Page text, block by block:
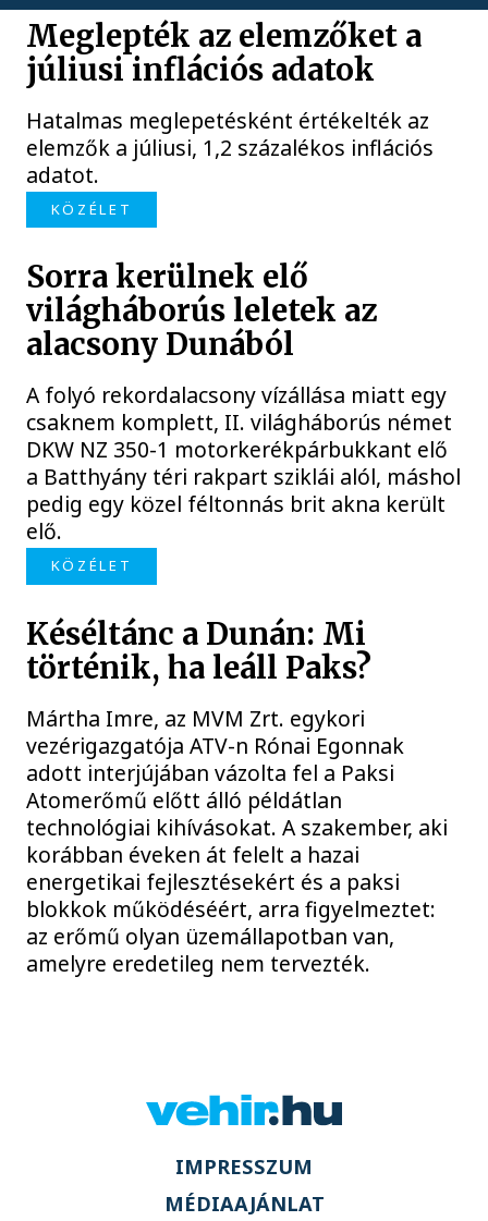
Meglepték az elemzőket a
júliusi inflációs adatok
Hatalmas meglepetésként értékelték az
elemzők a júliusi, 1,2 százalékos inflációs
adatot.
KÖZÉLET
Sorra kerülnek elő
világháborús leletek az
alacsony Dunából
A folyó rekordalacsony vízállása miatt egy
csaknem komplett, II. világháborús német
DKW NZ 350-1 motorkerékpárbukkant elő
a Batthyány téri rakpart sziklái alól, máshol
pedig egy közel féltonnás brit akna került
elő.
KÖZÉLET
Késéltánc a Dunán: Mi
történik, ha leáll Paks?
Mártha Imre, az MVM Zrt. egykori
vezérigazgatója ATV-n Rónai Egonnak
adott interjújában vázolta fel a Paksi
Atomerőmű előtt álló példátlan
technológiai kihívásokat. A szakember, aki
korábban éveken át felelt a hazai
energetikai fejlesztésekért és a paksi
blokkok működéséért, arra figyelmeztet:
az erőmű olyan üzemállapotban van,
amelyre eredetileg nem tervezték.
IMPRESSZUM
MÉDIAAJÁNLAT